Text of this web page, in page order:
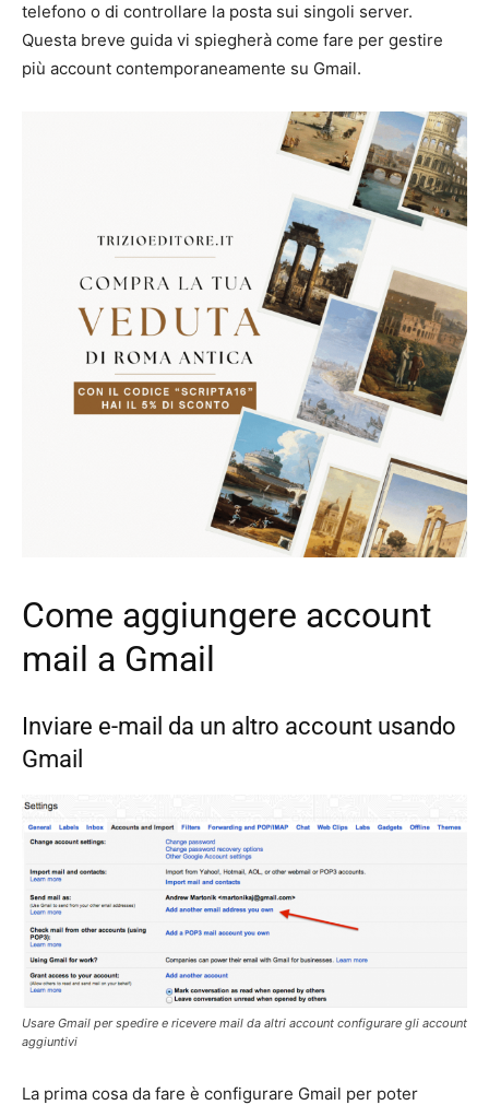
telefono o di controllare la posta sui singoli server.
Questa breve guida vi spiegherà come fare per gestire
più account contemporaneamente su Gmail.
Come aggiungere account
mail a Gmail
Inviare e-mail da un altro account usando
Gmail
Usare Gmail per spedire e ricevere mail da altri account configurare gli account
aggiuntivi
La prima cosa da fare è configurare Gmail per poter